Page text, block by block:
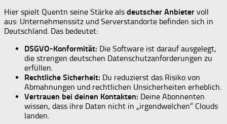
Hier spielt Quentn seine Stärke als deutscher Anbieter voll
aus: Unternehmenssitz und Serverstandorte befinden sich in
Deutschland. Das bedeutet:
DSGVO-Konformität: Die Software ist darauf ausgelegt,
die strengen deutschen Datenschutzanforderungen zu
erfüllen.
Rechtliche Sicherheit: Du reduzierst das Risiko von
Abmahnungen und rechtlichen Unsicherheiten erheblich.
Vertrauen bei deinen Kontakten: Deine Abonnenten
wissen, dass ihre Daten nicht in „irgendwelchen“ Clouds
landen.